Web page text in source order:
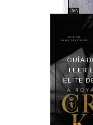
GUÍA
LEER
ELITE